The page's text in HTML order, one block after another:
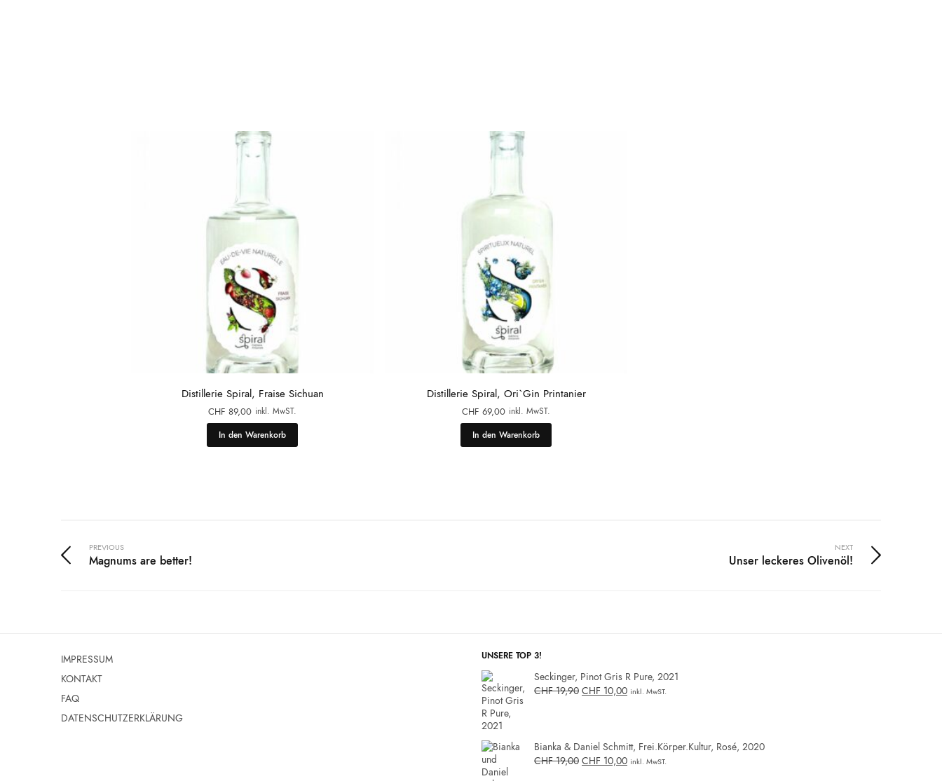
Distillerie Spiral, Fraise Sichuan
CHF 89,00 inkl. MwST.
In den Warenkorb
Distillerie Spiral, Ori`Gin Printanier
CHF 69,00 inkl. MwST.
In den Warenkorb
PREVIOUS
Magnums are better!
NEXT
Unser leckeres Olivenöl!
IMPRESSUM
KONTAKT
FAQ
DATENSCHUTZERKLÄRUNG
UNSERE TOP 3!
Seckinger, Pinot Gris R Pure, 2021
CHF19,90 CHF 10,00 inkl. MwST.
Bianka & Daniel Schmitt, Frei.Körper.Kultur, Rosé, 2020
CHF19,00 CHF 10,00 inkl. MwST.